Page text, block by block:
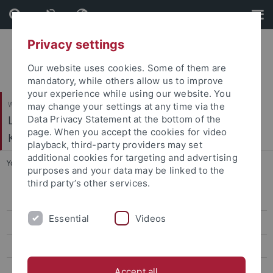
Skip
to
content
Skip
to
footer
Wirtschafts- und Sozialwissenschaftliche Fakultät
Ludwig-Uhland-Institut für Empirische
Kulturwissenschaft
You are here: Startseite ... MAM|MUT
Automatic Swabian Recognition
Privacy settings
Our website uses cookies. Some of them are
mandatory, while others allow us to improve
your experience while using our website. You
may change your settings at any time via the
Data Privacy Statement at the bottom of the
page. When you accept the cookies for video
playback, third-party providers may set
additional cookies for targeting and advertising
purposes and your data may be linked to the
third party’s other services.
Essential Videos